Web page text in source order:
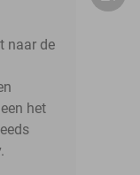
naar de
het